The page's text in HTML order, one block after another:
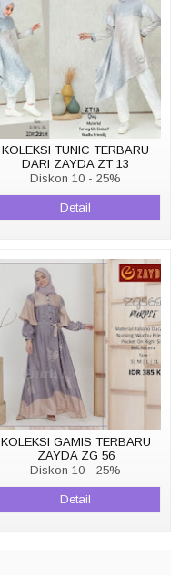
KOLEKSI TUNIC TERBARU
DARI ZAYDA ZT 13
Diskon 10 - 25%
Detail
KOLEKSI GAMIS TERBARU
ZAYDA ZG 56
Diskon 10 - 25%
Detail